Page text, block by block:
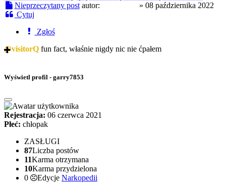
Nieprzeczytany post autor: » 08 października 2022
Cytuj
Zgłoś
@visitorQ fun fact, właśnie nigdy nic nie ćpałem
Wyświetl profil - garry7853
Rejestracja: 06 czerwca 2021
Płeć: chłopak
ZASŁUGI
87Liczba postów
11Karma otrzymana
10Karma przydzielona
0
Edycje Narkopedii